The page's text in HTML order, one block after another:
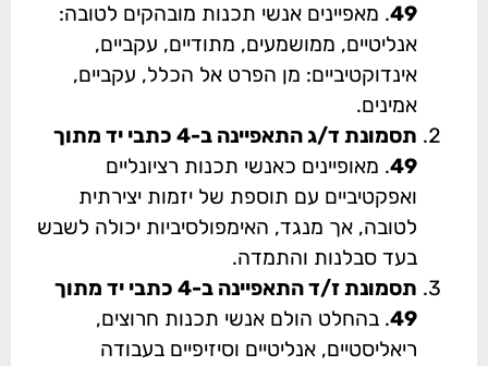
49. מאפיינים אנשי תכנות מובהקים לטובה:
אנליטיים, ממושמעים, מתודיים, עקביים,
אינדוקטיביים: מן הפרט אל הכלל, עקביים,
אמינים.
תסמונת ד/ג התאפיינה ב-4 כתבי יד מתוך
49. מאופיינים כאנשי תכנות רציונליים
ואפקטיביים עם תוספת של יזמות יצירתית
לטובה, אך מנגד, האימפולסיביות יכולה לשבש
בעד סבלנות והתמדה.
תסמונת ז/ד התאפיינה ב-4 כתבי יד מתוך
49. בהחלט הולם אנשי תכנות חרוצים,
ריאליסטיים, אנליטיים וסיזיפיים בעבודה